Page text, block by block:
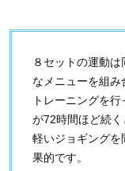
８セットの運動
なメニューを組
トレーニングを
が72時間ほど続
軽いジョギングを
果的です。